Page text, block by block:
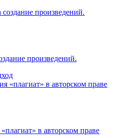
произведений.
в авторском праве